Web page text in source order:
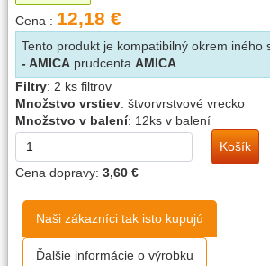
Cena : 12,18 €
Tento produkt je kompatibilný okrem iného
- AMICA prudcenta AMICA
Filtry: 2 ks filtrov
Množstvo vrstiev: štvorvrstvové vrecko
Množstvo v balení: 12ks v balení
Košík
Cena dopravy: 3,60 €
Naši zákazníci tak isto kupujú
Ďalšie informácie o výrobku